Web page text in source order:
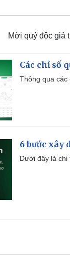
Mời quý độc giả
Các chỉ số
Thông qua các
6 bước xây
Dưới đây là chi